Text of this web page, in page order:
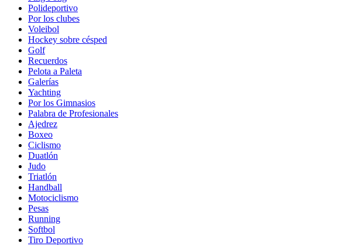
Polideportivo
Por los clubes
Voleibol
Hockey sobre césped
Golf
Recuerdos
Pelota a Paleta
Galerías
Yachting
Por los Gimnasios
Palabra de Profesionales
Ajedrez
Boxeo
Ciclismo
Duatlón
Judo
Triatlón
Handball
Motociclismo
Pesas
Running
Softbol
Tiro Deportivo